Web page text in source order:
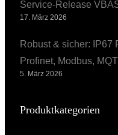
Service-Release
17. März 2026
Robust & sicher: IP67
Profinet, Modbus,
5. März 2026
Produktkategorien